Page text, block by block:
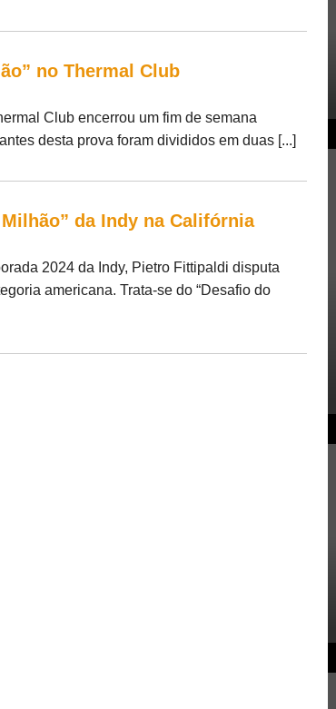
no Thermal Club
Club encerrou um fim de semana
desta prova foram divididos em duas [...]
da Indy na Califórnia
2024 da Indy, Pietro Fittipaldi disputa
americana. Trata-se do “Desafio do